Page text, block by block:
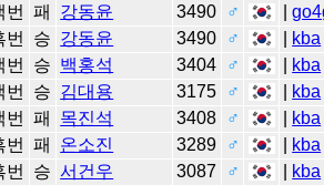
번 패 강동윤 3490 ♂ |
번 승 강동윤 3490 ♂ kba
번 승 백홍석 3404 ♂ kba
번 승 김대용 3175 ♂ kba
번 패 목진석 3408 ♂ kba
번 패 온소진 3289 ♂ kba
번 승 서건우 3087 ♂ kba